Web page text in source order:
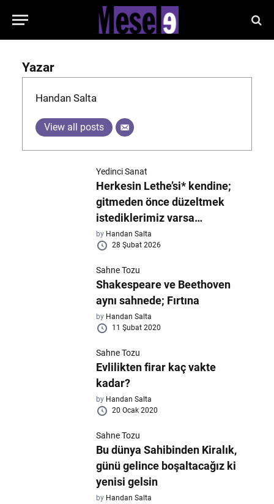
Yazar
Handan Salta
View all posts
Yedinci Sanat
Herkesin Lethe’si* kendine;
gitmeden önce düzeltmek
istediklerimiz varsa…
by Handan Salta
28 Şubat 2026
Sahne Tozu
Shakespeare ve Beethoven
aynı sahnede; Fırtına
by Handan Salta
11 Şubat 2020
Sahne Tozu
Evlilikten firar kaç vakte
kadar?
by Handan Salta
20 Ocak 2020
Sahne Tozu
Bu dünya Sahibinden Kiralık,
günü gelince boşaltacağız ki
yenisi gelsin
by Handan Salta